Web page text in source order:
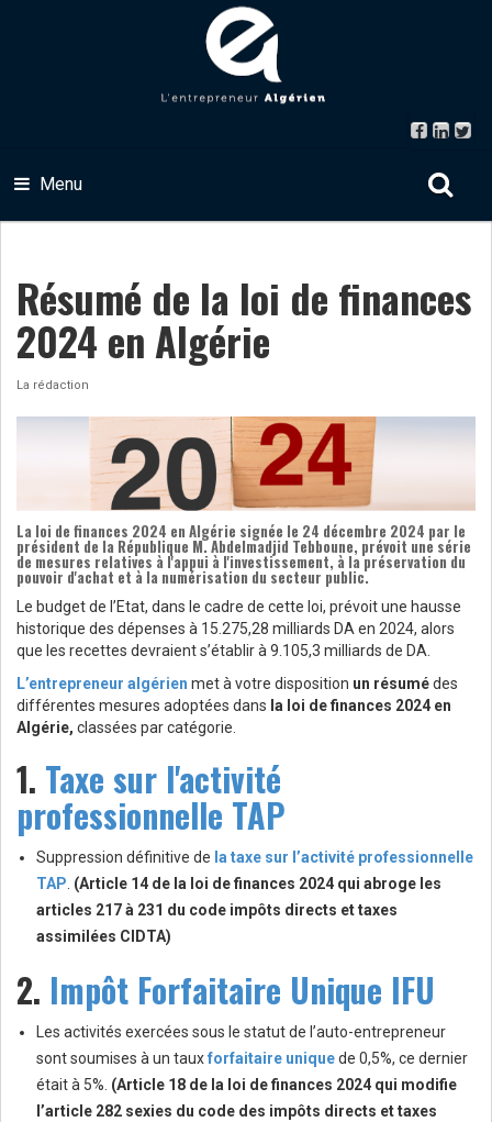
Menu
Résumé de la loi de finances
2024 en Algérie
La rédaction
La loi de finances 2024 en Algérie signée le 24 décembre 2024 par le
président de la République M. Abdelmadjid Tebboune, prévoit une série
de mesures relatives à l'appui à l'investissement, à la préservation du
pouvoir d'achat et à la numérisation du secteur public.
Le budget de l’Etat, dans le cadre de cette loi, prévoit une hausse
historique des dépenses à 15.275,28 milliards DA en 2024, alors
que les recettes devraient s’établir à 9.105,3 milliards de DA.
L’entrepreneur algérien met à votre disposition un résumédes
différentes mesures adoptées dans la loi de finances 2024 en
Algérie, classées par catégorie.
1. Taxe sur l'activité
professionnelle TAP
Suppression définitive de la taxe sur l’activité professionnelle
TAP (Article 14 de la loi de finances 2024 qui abroge les
articles 217 à 231 du code impôts directs et taxes
assimilées CIDTA)
2. Impôt Forfaitaire Unique IFU
Les activités exercées sous le statut de l’auto-entrepreneur
sont soumises à un tauxforfaitaire uniquede 0,5%, ce dernier
était à 5%. (Article 18 de la loi de finances 2024 qui modifie
l’article 282 sexies du code des impôts directs et taxes